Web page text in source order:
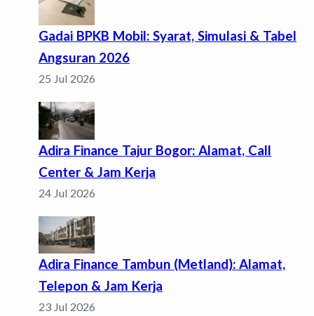
Gadai BPKB Mobil: Syarat, Simulasi & Tabel
Angsuran 2026
25 Jul 2026
Adira Finance Tajur Bogor: Alamat, Call
Center & Jam Kerja
24 Jul 2026
Adira Finance Tambun (Metland): Alamat,
Telepon & Jam Kerja
23 Jul 2026